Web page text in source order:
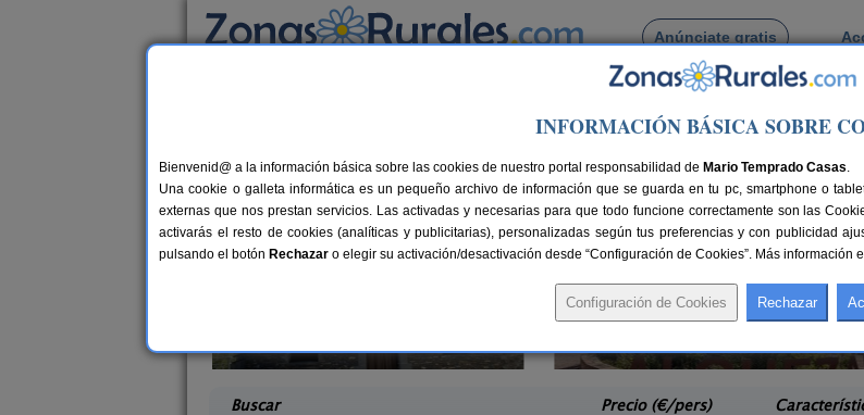
Anúnciate gratis
Busca por pueblo
Casas Rurales cerca de Tierz
40 €
La Borda de Allué
Buscar Precio (€/pers)
INFORMACIÓN BÁSICA SOBRE
Bienvenid@ a la información básica sobre las cookies de nuestro portal responsabilidad de Mario Temprado Casas.
Una cookie o galleta informática es un pequeño archivo de información que se guarda en tu pc, smartphone o
externas que nos prestan servicios. Las activadas y necesarias para que todo funcione correctamente son las
activarás el resto de cookies (analíticas y publicitarias), personalizadas según tus preferencias y con publicidad
pulsando el botón Rechazar o elegir su activación/desactivación desde “Configuración de Cookies”. Más información